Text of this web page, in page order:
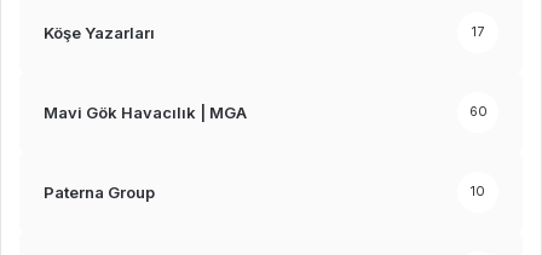
Köşe Yazarları 17
Mavi Gök Havacılık | MGA 60
Paterna Group 10